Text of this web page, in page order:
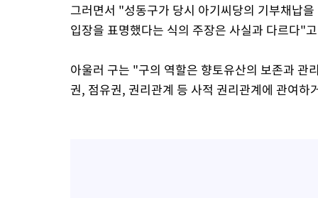
그러면서 "성동구가 당시 아기씨당의 기부채납
입장을 표명했다는 식의 주장은 사실과 다르다"
아울러 구는 "구의 역할은 향토유산의 보존과
권, 점유권, 권리관계 등 사적 권리관계에 관여